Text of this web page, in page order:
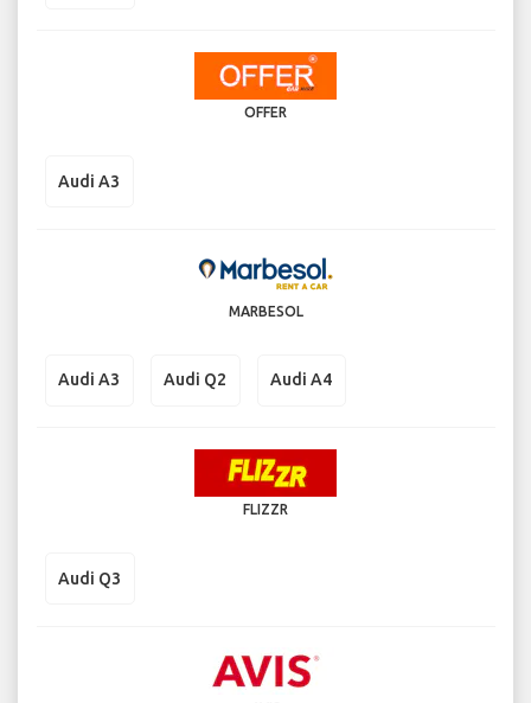
OFFER
Audi A3
MARBESOL
Audi A3 Audi Q2 Audi A4
FLIZZR
Audi Q3